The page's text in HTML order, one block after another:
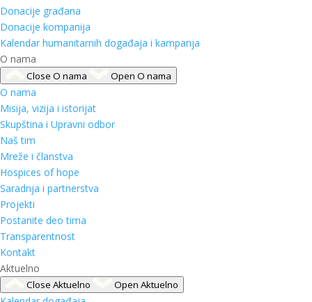
Donacije građana
Donacije kompanija
Kalendar humanitarnih događaja i kampanja
O nama
Close O nama Open O nama
O nama
Misija, vizija i istorijat
Skupština i Upravni odbor
Naš tim
Mreže i članstva
Hospices of hope
Saradnja i partnerstva
Projekti
Postanite deo tima
Transparentnost
Kontakt
Aktuelno
Close Aktuelno Open Aktuelno